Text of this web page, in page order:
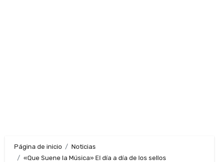
Página de inicio
Noticias
«Que Suene la Música» El día a día de los sellos